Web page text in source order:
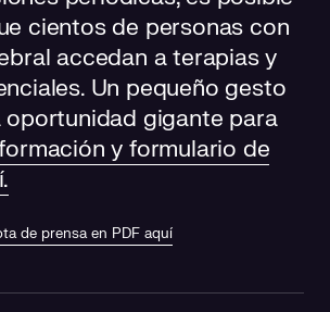
cientos de personas con
accedan a terapias y
Un pequeño gesto
oportunidad gigante para
y formulario de
de prensa en PDF aquí